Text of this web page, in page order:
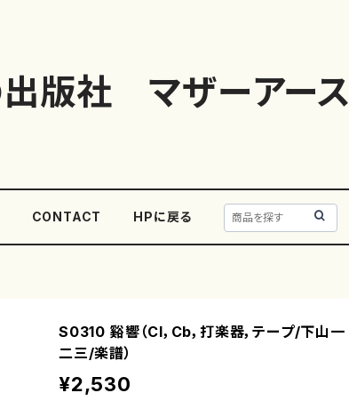
版社 マザーアース
CONTACT HPに戻る
S0310 谿響（Cl，Cb，打楽器，テープ/下山一
二三/楽譜）
¥2,530